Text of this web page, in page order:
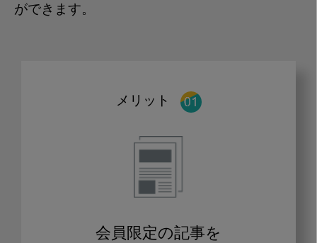
ができます。
メリット
会員限定の記事を